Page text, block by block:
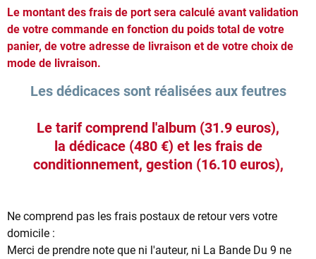
Le montant des frais de port sera calculé avant validation
de votre commande en fonction du poids total de votre
panier, de votre adresse de livraison et de votre choix de
mode de livraison.
Les dédicaces sont réalisées aux feutres
Le tarif comprend l'album (31.9 euros),
la dédicace (480 €) et les frais de
conditionnement, gestion (16.10 euros),
Ne comprend pas les frais postaux de retour vers votre
domicile :
Merci de prendre note que ni l'auteur, ni La Bande Du 9 ne